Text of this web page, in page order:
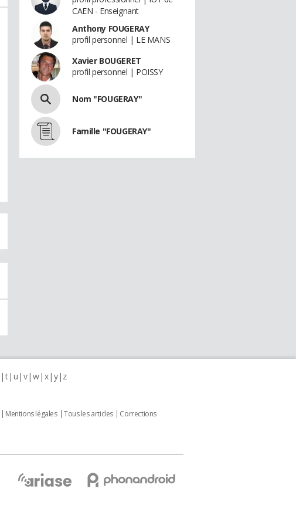
CAEN - Enseignant
Anthony FOUGERAY
profil personnel | LE MANS
Xavier BOUGERET
profil personnel | POISSY
Nom "FOUGERAY"
Famille "FOUGERAY"
t u v w x y z
Mentions légales Tous les articles
Corrections